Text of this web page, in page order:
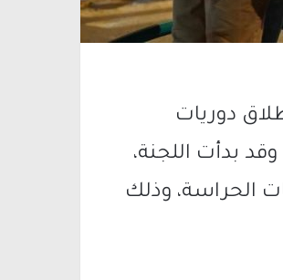
دوريات
بدأت اللجنة،
الحراسة، وذلك